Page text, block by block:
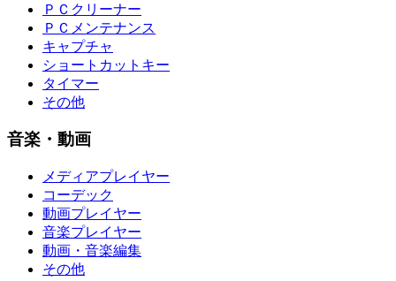
ＰＣクリーナー
ＰＣメンテナンス
キャプチャ
ショートカットキー
タイマー
その他
音楽・動画
メディアプレイヤー
コーデック
動画プレイヤー
音楽プレイヤー
動画・音楽編集
その他